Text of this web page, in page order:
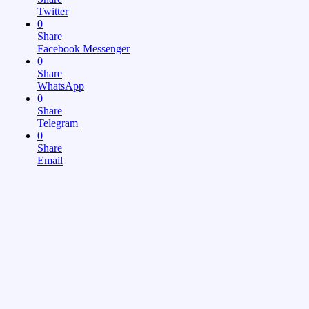
Twitter
0
Share
Facebook Messenger
0
Share
WhatsApp
0
Share
Telegram
0
Share
Email